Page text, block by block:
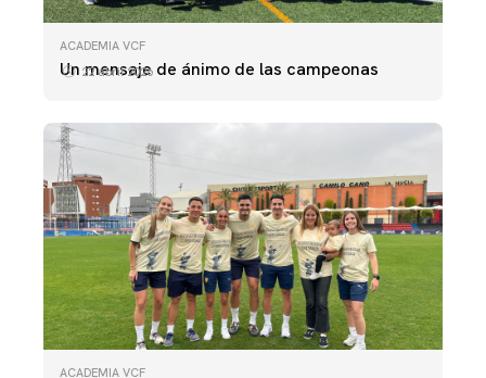
ACADEMIA VCF
Un mensaje de ánimo de las campeonas
22 abril 2026
ACADEMIA VCF